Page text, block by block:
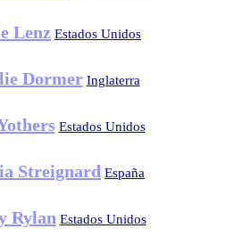
Lenz Estados Unidos
Dormer Inglaterra
Estados Unidos
Streignard España
Rylan Estados Unidos